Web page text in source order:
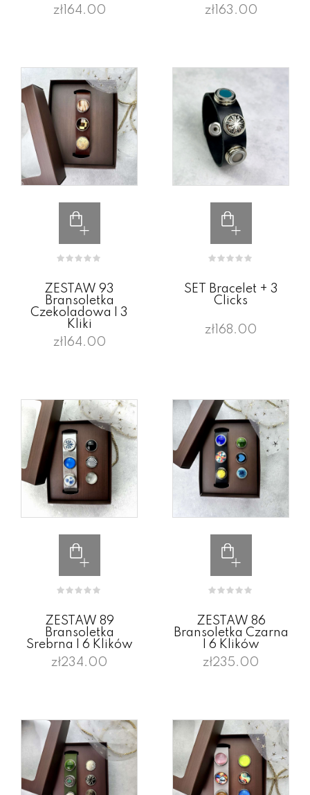
zł164.00
zł163.00
ZESTAW 93
Bransoletka
Czekoladowa I 3
Kliki
zł164.00
SET Bracelet + 3
Clicks
zł168.00
ZESTAW 89
Bransoletka
Srebrna I 6 Klików
zł234.00
ZESTAW 86
Bransoletka Czarna
I 6 Klików
zł235.00